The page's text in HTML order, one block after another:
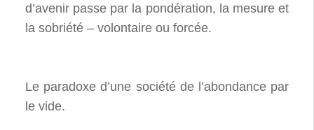
d’avenir passe par la pondération, la mesure et
la sobriété – volontaire ou forcée.
Le paradoxe d’une société de l’abondance par
le vide.